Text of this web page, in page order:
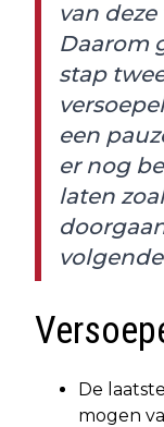
van
Daarom
stap
een
er nog
laten
De
mogen